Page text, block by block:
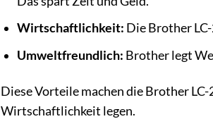
Wirtschaftlichkeit: Die Brother
Umweltfreundlich: Brother legt
Diese Vorteile machen die Brother
Wirtschaftlichkeit legen.